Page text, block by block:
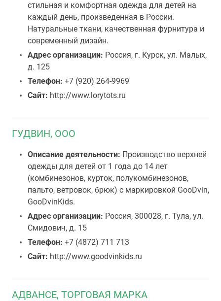
стильная и комфортная одежда для детей на
каждый день, произведенная в России.
Натуральные ткани, качественная фурнитура и
современный дизайн.
Адрес организации: Россия, г. Курск, ул. Малых,
д. 125
Телефон: +7 (920) 264-9969
Сайт: http://www.lorytots.ru
ГУДВИН, ООО
Описание деятельности: Производство верхней
одежды для детей от 1 года до 14 лет
(комбинезонов, курток, полукомбинезонов,
пальто, ветровок, брюк) с маркировкой GooDvin,
GooDvinKids.
Адрес организации: Россия, 300028, г. Тула, ул.
Смидович, д. 15
Телефон: +7 (4872) 711 713
Сайт: http://www.goodvinkids.ru
АДВАНСЕ, ТОРГОВАЯ МАРКА